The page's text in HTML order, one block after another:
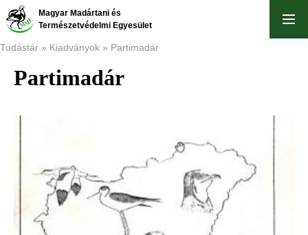
Skip
to
main
Magyar Madártani és
Természetvédelmi Egyesület
Breadcrumb
Tudástár Kiadványok Partimadár
Partimadár